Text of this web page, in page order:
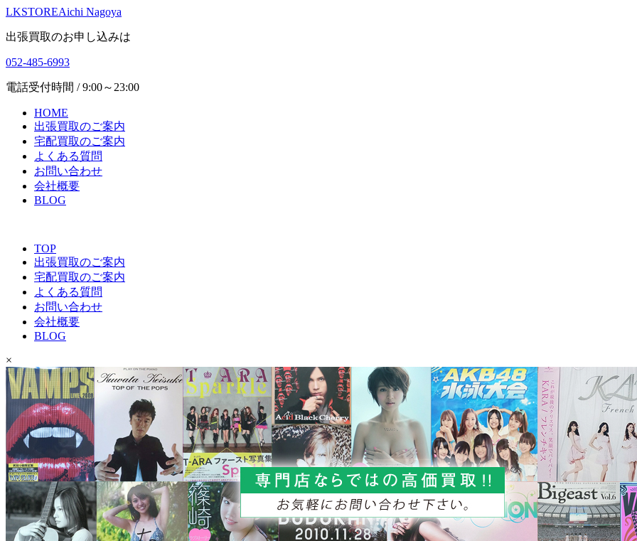
LKSTOREAichi Nagoya
出張買取のお申し込みは
052-485-6993
電話受付時間 / 9:00～23:00
HOME
出張買取のご案内
宅配買取のご案内
よくある質問
お問い合わせ
会社概要
BLOG
TOP
出張買取のご案内
宅配買取のご案内
よくある質問
お問い合わせ
会社概要
BLOG
×